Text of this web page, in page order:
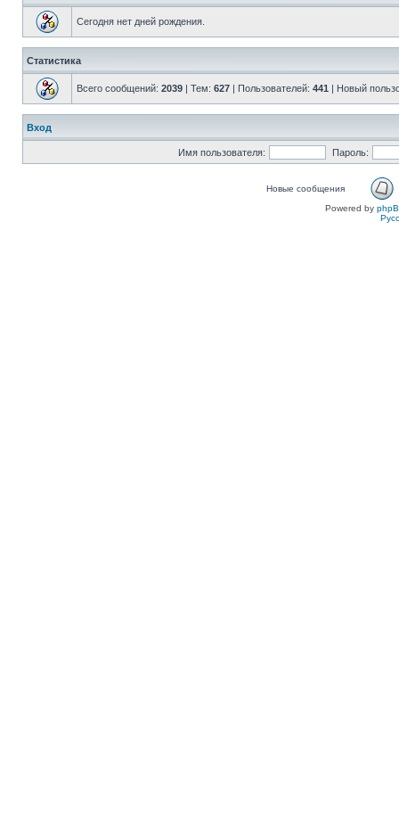
Сегодня нет дней рождения.
Статистика
Всего сообщений: 2039 | Тем: 627 | Пользователей: 441 | Новый
Вход
Имя пользователя: Пароль:
Новые сообщения
Powered by